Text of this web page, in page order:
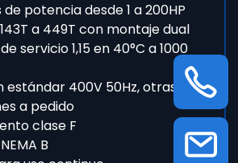
de potencia desde 1 a 200HP
a 449T con montaje dual
servicio 1,15 en 40°C a 1000
estándar 400V 50Hz, otras
a pedido
clase F
B